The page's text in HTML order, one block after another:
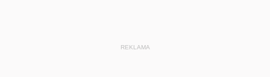
REKLAMA